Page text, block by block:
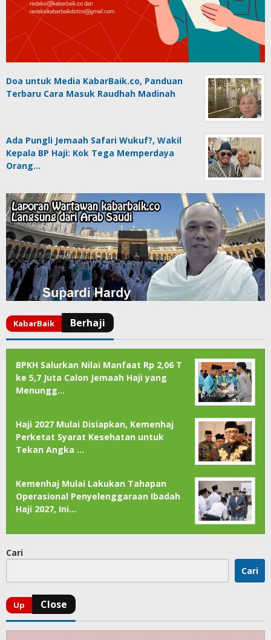
Doa untuk Media KabarBaik.co, Panduan
Terbaru Cara Masuk Raudhah Madinah
Ada Pungli Jemaah Safari Wukuf?, Wakil
Kepala BP Haji: Kok Tega Memperdaya
Orang…
BPKH Salurkan Nilai Manfaat Rp 2,06 T
ke 5,7 Juta Calon Jemaah Haji yang
Menungg…
Haji 2027 Mulai Disiapkan, Kemenhaj
Perketat Syarat Kesehatan untuk
Tekan Angka …
Kemenhaj Mulai Lakukan Tahapan
Operasional Penyelenggaraan Ibadah
Haji 2027, Ini…
Cari
Cari